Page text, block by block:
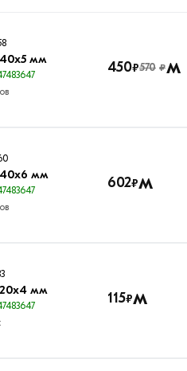
мм 450₽570 ₽м
мм 602₽м
мм 115₽м